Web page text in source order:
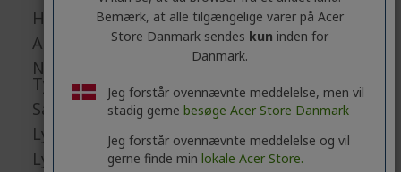
HDMI
Antal HDMI-porte
Number of USB 3.2 Gen 1
Type-A Ports
Samlet antal USB-porte
Lydlinje ind
Lydudgang
Bemærk, at alle tilgængelige varer på Acer
Store Danmark sendes kun inden for
Danmark.
Jeg forstår ovennævnte meddelelse, men vil
stadig gerne besøge Acer Store Danmark
Jeg forstår ovennævnte meddelelse og vil
gerne finde min lokale Acer Store.